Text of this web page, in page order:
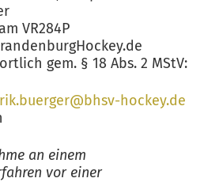
VR284P
gem. § 18 Abs. 2 MStV:
hockey.de
an einem
vor einer